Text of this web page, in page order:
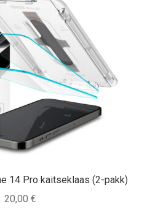
14 Pro kaitseklaas (2-pakk)
20,00 €